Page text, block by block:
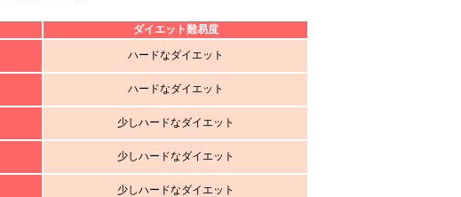
ダイエット難易度
ハードなダイエット
ハードなダイエット
少しハードなダイエット
少しハードなダイエット
少しハードなダイエット